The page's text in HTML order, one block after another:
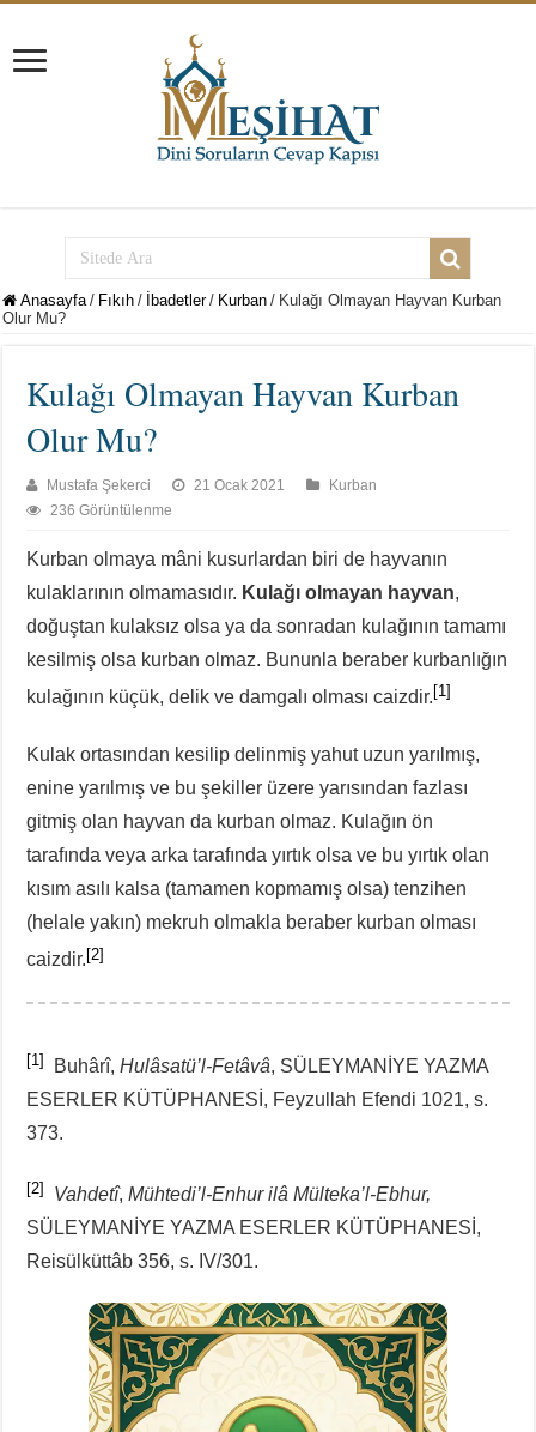
Anasayfa / Fıkıh / İbadetler / Kurban / Kulağı Olmayan Hayvan Kurban
Olur Mu?
Kulağı Olmayan Hayvan Kurban
Olur Mu?
Mustafa Şekerci 21 Ocak 2021
Kurban
236 Görüntülenme
Kurban olmaya mâni kusurlardan biri de hayvanın
kulaklarının olmamasıdır. Kulağı olmayan hayvan,
doğuştan kulaksız olsa ya da sonradan kulağının tamamı
kesilmiş olsa kurban olmaz. Bununla beraber kurbanlığın
kulağının küçük, delik ve damgalı olması caizdir. [1]
Kulak ortasından kesilip delinmiş yahut uzun yarılmış,
enine yarılmış ve bu şekiller üzere yarısından fazlası
gitmiş olan hayvan da kurban olmaz. Kulağın ön
tarafında veya arka tarafında yırtık olsa ve bu yırtık olan
kısım asılı kalsa (tamamen kopmamış olsa) tenzihen
(helale yakın) mekruh olmakla beraber kurban olması
caizdir.[2]
[1] Buhârî, Hulâsatü’l-Fetâvâ, SÜLEYMANİYE YAZMA
ESERLER KÜTÜPHANESİ, Feyzullah Efendi 1021, s.
373.
[2] Vahdetî,Mühtedi’l-Enhur ilâ Mülteka’l-Ebhur,
SÜLEYMANİYE YAZMA ESERLER KÜTÜPHANESİ,
Reisülküttâb 356, s. IV/301.